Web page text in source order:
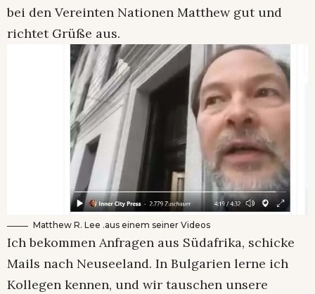
bei den Vereinten Nationen Matthew gut und
richtet Grüße aus.
Matthew R. Lee .aus einem seiner Videos
Ich bekommen Anfragen aus Südafrika, schicke
Mails nach Neuseeland. In Bulgarien lerne ich
Kollegen kennen, und wir tauschen unsere